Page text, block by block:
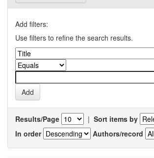
Add filters:
Use filters to refine the search results.
Results/Page | Sort items by
In order
Authors/record